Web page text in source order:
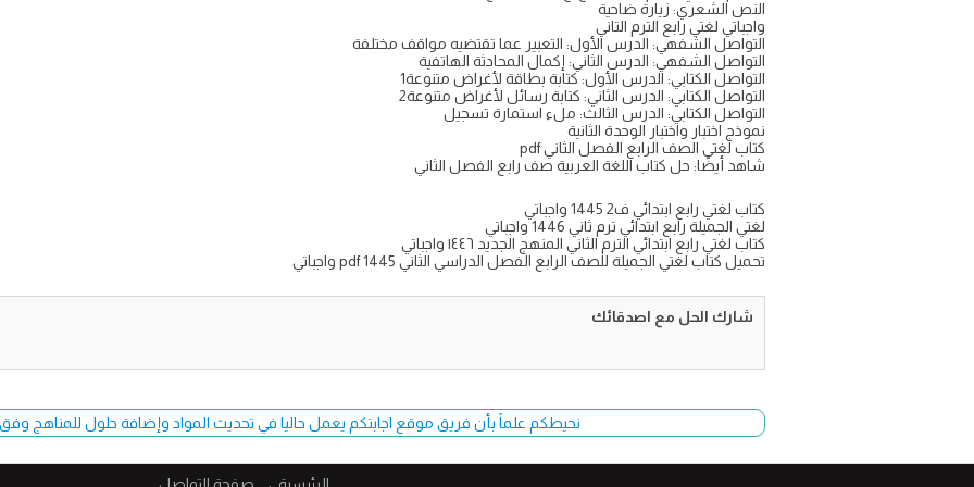
النص الشعري: زيارة ضاحية
واجباتي لغتي رابع الترم التاني
التواصل الشفهي: الدرس الأول: التعبير عما تقتضيه مواقف مختلفة
التواصل الشفهي: الدرس الثاني: إكمال المحادثة الهاتفية
التواصل الكتابي: الدرس الأول: كتابة بطاقة لأغراض متنوعة1
التواصل الكتابي: الدرس الثاني: كتابة رسائل لأغراض متنوعة2
التواصل الكتابي: الدرس الثالث: ملء استمارة تسجيل
نموذج اختبار واختبار الوحدة الثانية
كتاب لغتي الصف الرابع الفصل الثاني pdf
شاهد أيضًا: حل كتاب اللغة العربية صف رابع الفصل الثاني
كتاب لغتي رابع ابتدائي ف2 1445 واجباتي
لغتي الجميلة رابع ابتدائي ترم ثاني 1446 واجباتي
كتاب لغتي رابع ابتدائي الترم الثاني المنهج الجديد ١٤٤٦ واجباتي
تحميل كتاب لغتي الجميلة للصف الرابع الفصل الدراسي الثاني pdf 1445 واجباتي
شارك الحل مع اصدقائك
نحيطكم علماً بأن فريق موقع اجابتكم يعمل حاليا في تحديث المواد وإضافة حلول للمناهج وفق طبعة